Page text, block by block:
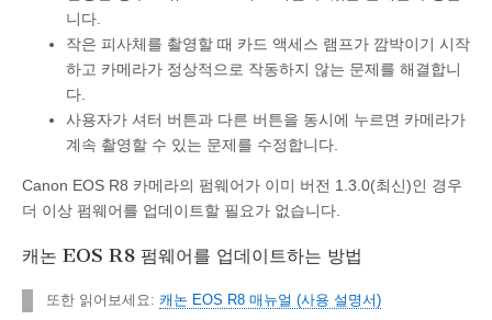
니다.
작은 피사체를 촬영할 때 카드 액세스 램프가 깜박이기 시작
하고 카메라가 정상적으로 작동하지 않는 문제를 해결합니
다.
사용자가 셔터 버튼과 다른 버튼을 동시에 누르면 카메라가
계속 촬영할 수 있는 문제를 수정합니다.
Canon EOS R8 카메라의 펌웨어가 이미 버전 1.3.0(최신)인 경우
더 이상 펌웨어를 업데이트할 필요가 없습니다.
캐논 EOS R8 펌웨어를 업데이트하는 방법
또한 읽어보세요: 캐논 EOS R8 매뉴얼 (사용 설명서)